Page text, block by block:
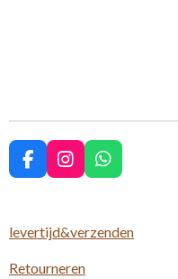
F
a
b
o
I
n
a
r
W
h
s
levertijd&verzenden
Retourneren